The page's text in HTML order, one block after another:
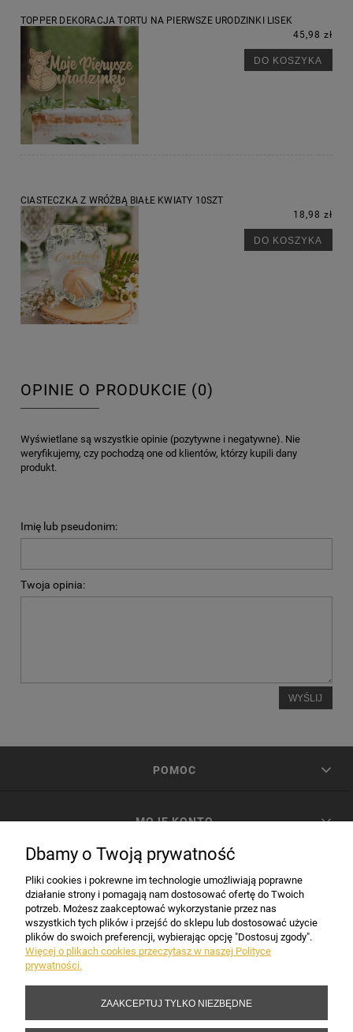
TOPPER DEKORACJA TORTU NA PIERWSZE URODZINKI LISEK
45,98 zł
DO KOSZYKA
CIASTECZKA Z WRÓŻBĄ BIAŁE KWIATY 10SZT
18,98 zł
DO KOSZYKA
OPINIE O PRODUKCIE (0)
Wyświetlane są wszystkie opinie (pozytywne i negatywne). Nie
weryfikujemy, czy pochodzą one od klientów, którzy kupili dany
produkt.
Imię lub pseudonim:
Twoja opinia:
WYŚLIJ
POMOC
MOJE KONTO
INFORMACJE
Copyright 2017-2026 Sakramento.pl
Dbamy o Twoją prywatność
Pliki cookies i pokrewne im technologie umożliwiają poprawne
działanie strony i pomagają nam dostosować ofertę do Twoich
potrzeb. Możesz zaakceptować wykorzystanie przez nas
wszystkich tych plików i przejść do sklepu lub dostosować użycie
plików do swoich preferencji, wybierając opcję "Dostosuj zgody".
Więcej o plikach cookies przeczytasz w naszej Polityce
prywatności.
ZAAKCEPTUJ TYLKO NIEZBĘDNE